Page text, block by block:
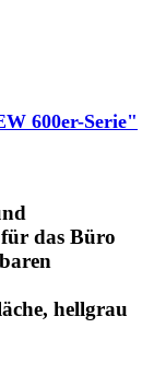
600er-Serie"
das Büro
hellgrau